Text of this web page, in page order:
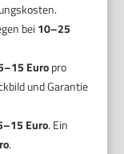
bei 10–25
Europro
und Garantie
Euro. Ein
.